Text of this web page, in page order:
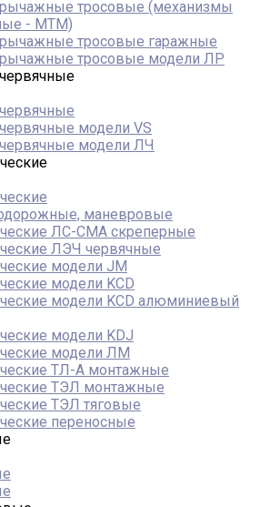
тросовые (механизмы
- МТМ)
тросовые гаражные
тросовые модели ЛР
модели VS
модели ЛЧ
маневровые
ЛС-СМА скреперные
ЛЭЧ червячные
модели JM
модели KCD
модели KCD алюминиевый
модели KDJ
модели ЛМ
ТЛ-А монтажные
ТЭЛ монтажные
ТЭЛ тяговые
переносные